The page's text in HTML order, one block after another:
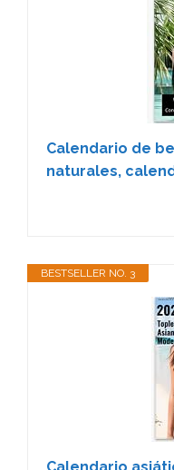
Calendario de
naturales,
BESTSELLER NO. 3
Calendario